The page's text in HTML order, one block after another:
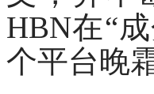
HBN在“
个平台晚